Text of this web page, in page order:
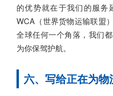
的优势就在于我们的服务
WCA（世界货物运输联盟
全球任何一个角落，我们
为你保驾护航。
六、写给正在为